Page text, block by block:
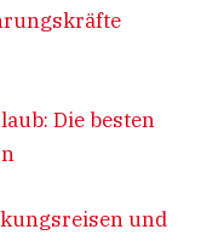
Die besten
und